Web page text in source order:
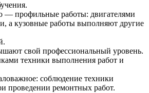
— профильные работы: двигателями
а кузовные работы выполняют другие
свой профессиональный уровень.
техники выполнения работ и
соблюдение техники
проведении ремонтных работ.